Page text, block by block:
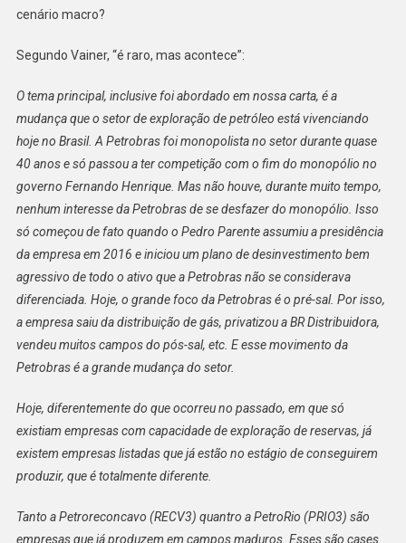
cenário macro?
Segundo Vainer, “é raro, mas acontece”:
O tema principal, inclusive foi abordado em nossa carta, é a
mudança que o setor de exploração de petróleo está vivenciando
hoje no Brasil. A Petrobras foi monopolista no setor durante quase
40 anos e só passou a ter competição com o fim do monopólio no
governo Fernando Henrique. Mas não houve, durante muito tempo,
nenhum interesse da Petrobras de se desfazer do monopólio. Isso
só começou de fato quando o Pedro Parente assumiu a presidência
da empresa em 2016 e iniciou um plano de desinvestimento bem
agressivo de todo o ativo que a Petrobras não se considerava
diferenciada. Hoje, o grande foco da Petrobras é o pré-sal. Por isso,
a empresa saiu da distribuição de gás, privatizou a BR Distribuidora,
vendeu muitos campos do pós-sal, etc. E esse movimento da
Petrobras é a grande mudança do setor.
Hoje, diferentemente do que ocorreu no passado, em que só
existiam empresas com capacidade de exploração de reservas, já
existem empresas listadas que já estão no estágio de conseguirem
produzir, que é totalmente diferente.
Tanto a Petroreconcavo (RECV3) quantro a PetroRio (PRIO3) são
empresas que já produzem em campos maduros. Esses são cases